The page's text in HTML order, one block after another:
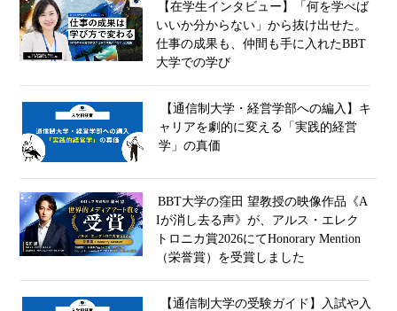
【在学生インタビュー】「何を学べば
いいか分からない」から抜け出せた。
仕事の成果も、仲間も手に入れたBBT
大学での学び
【通信制大学・経営学部への編入】キ
ャリアを劇的に変える「実践的経営
学」の真価
BBT大学の窪田 望教授の映像作品《A
Iが消し去る声》が、アルス・エレク
トロニカ賞2026にてHonorary Mention
（栄誉賞）を受賞しました
【通信制大学の受験ガイド】入試や入